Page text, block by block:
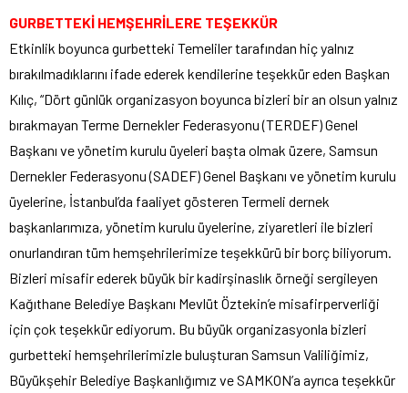
GURBETTEKİ HEMŞEHRİLERE TEŞEKKÜR
Etkinlik boyunca gurbetteki Temeliler tarafından hiç yalnız
bırakılmadıklarını ifade ederek kendilerine teşekkür eden Başkan
Kılıç, “Dört günlük organizasyon boyunca bizleri bir an olsun yalnız
bırakmayan Terme Dernekler Federasyonu (TERDEF) Genel
Başkanı ve yönetim kurulu üyeleri başta olmak üzere, Samsun
Dernekler Federasyonu (SADEF) Genel Başkanı ve yönetim kurulu
üyelerine, İstanbul’da faaliyet gösteren Termeli dernek
başkanlarımıza, yönetim kurulu üyelerine, ziyaretleri ile bizleri
onurlandıran tüm hemşehrilerimize teşekkürü bir borç biliyorum.
Bizleri misafir ederek büyük bir kadirşinaslık örneği sergileyen
Kağıthane Belediye Başkanı Mevlüt Öztekin’e misafirperverliği
için çok teşekkür ediyorum. Bu büyük organizasyonla bizleri
gurbetteki hemşehrilerimizle buluşturan Samsun Valiliğimiz,
Büyükşehir Belediye Başkanlığımız ve SAMKON’a ayrıca teşekkür